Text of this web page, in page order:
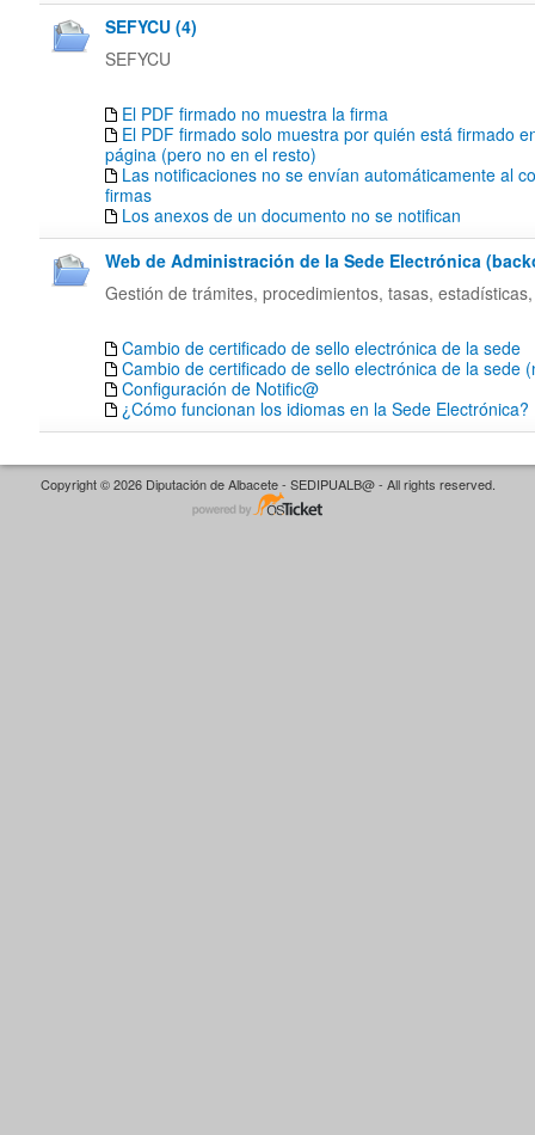
SEFYCU (4)
SEFYCU
El PDF firmado no muestra la firma
El PDF firmado solo muestra por quién está firmado
página (pero no en el resto)
Las notificaciones no se envían automáticamente al
firmas
Los anexos de un documento no se notifican
Web de Administración de la Sede Electrónica
Gestión de trámites, procedimientos, tasas,
Cambio de certificado de sello electrónica de la sede
Cambio de certificado de sello electrónica de la sede
Configuración de Notific@
¿Cómo funcionan los idiomas en la Sede Electrónica?
Copyright © 2026 Diputación de Albacete - SEDIPUALB@ - All rights reserved.